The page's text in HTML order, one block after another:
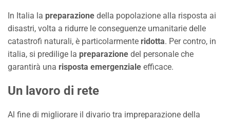
In Italia la preparazione della popolazione alla risposta ai
disastri, volta a ridurre le conseguenze umanitarie delle
catastrofi naturali, è particolarmente ridotta. Per contro, in
italia, si predilige la preparazione del personale che
garantirà una risposta emergenziale efficace.
Un lavoro di rete
Al fine di migliorare il divario tra impreparazione della